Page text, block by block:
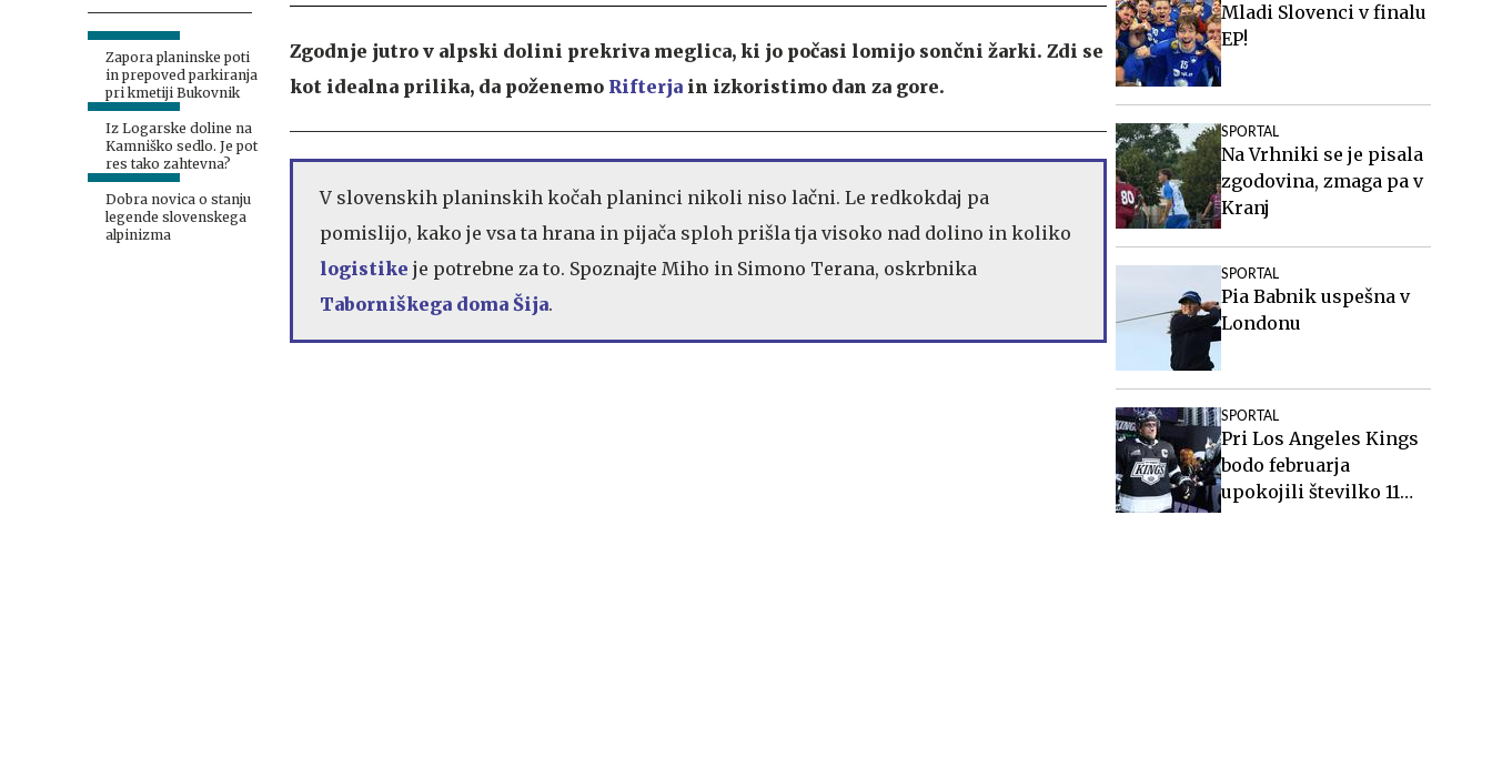
Zapora planinske poti
in prepoved parkiranja
pri kmetiji Bukovnik
Iz Logarske doline na
Kamniško sedlo. Je pot
res tako zahtevna?
Dobra novica o stanju
legende slovenskega
alpinizma
Zgodnje jutro v alpski dolini prekriva meglica, ki jo počasi lomijo sončni žarki. Zdi se
kot idealna prilika, da poženemo Rifterja in izkoristimo dan za gore.
V slovenskih planinskih kočah planinci nikoli niso lačni. Le redkokdaj pa
pomislijo, kako je vsa ta hrana in pijača sploh prišla tja visoko nad dolino in koliko
logistike je potrebne za to. Spoznajte Miho in Simono Terana, oskrbnika
Taborniškega doma Šija.
Mladi Slovenci v finalu
EP!
SPORTAL
Na Vrhniki se je pisala
zgodovina, zmaga pa v
Kranj
SPORTAL
Pia Babnik uspešna v
Londonu
SPORTAL
Pri Los Angeles Kings
bodo februarja
upokojili številko 11